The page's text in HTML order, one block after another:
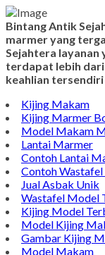
Bintang Antik
marmer yang
Sejahtera layanan
terdapat lebih
keahlian
Kijing Makam
Kijing Marmer
Model Makam
Lantai Marmer
Contoh Lantai
Contoh
Jual Asbak Unik
Wastafel Model
Kijing Model
Model Kijing
Gambar Kijing
Model Makam